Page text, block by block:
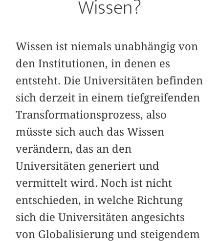
Wissen?
Wissen ist niemals unabhängig von
den Institutionen, in denen es
entsteht. Die Universitäten befinden
sich derzeit in einem tiefgreifenden
Transformationsprozess, also
müsste sich auch das Wissen
verändern, das an den
Universitäten generiert und
vermittelt wird. Noch ist nicht
entschieden, in welche Richtung
sich die Universitäten angesichts
von Globalisierung und steigendem